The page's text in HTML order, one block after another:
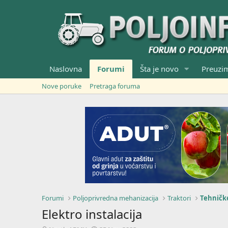
Naslovna Forumi Šta je novo
Nove poruke Pretraga foruma
Forumi Poljoprivredna mehanizacija Traktori
Elektro instalacija